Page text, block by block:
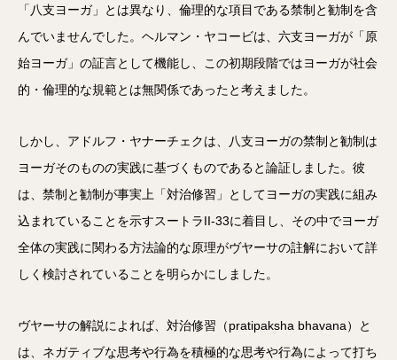
「八支ヨーガ」とは異なり、倫理的な項目である禁制と勧制を含
んでいませんでした。ヘルマン・ヤコービは、六支ヨーガが「原
始ヨーガ」の証言として機能し、この初期段階ではヨーガが社会
的・倫理的な規範とは無関係であったと考えました。
しかし、アドルフ・ヤナーチェクは、八支ヨーガの禁制と勧制は
ヨーガそのものの実践に基づくものであると論証しました。彼
は、禁制と勧制が事実上「対治修習」としてヨーガの実践に組み
込まれていることを示すスートラII-33に着目し、その中でヨーガ
全体の実践に関わる方法論的な原理がヴヤーサの註解において詳
しく検討されていることを明らかにしました。
ヴヤーサの解説によれば、対治修習（pratipaksha bhavana）と
は、ネガティブな思考や行為を積極的な思考や行為によって打ち